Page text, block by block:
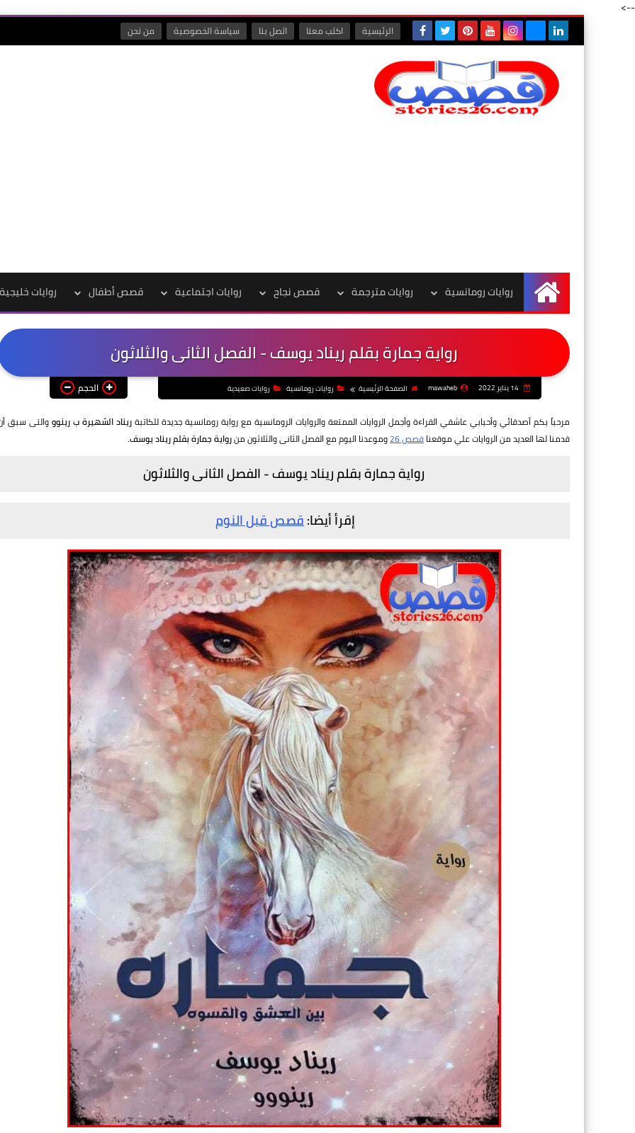
-->
الرئيسية اكتب معنا اتصل بنا سياسة الخصوصية من نحن
الرئيسية
روايات رومانسية روايات مترجمة قصص نجاح روايات اجتماعية قصص أطفال روايات خليجية
رواية جمارة بقلم ريناد يوسف - الفصل الثانى والثلاثون
14 يناير 2022 mawaheb الصفحة الرئيسية روايات رومانسية روايات صعيدية الحجم
مرحباً بكم أصدقائي وأحبابي عاشقي القراءة وأجمل الروايات الممتعة والروايات الرومانسية مع رواية رومانسية جديدة للكاتبةريناد الشهيرة ب رينوووالتى سبق
قدمنا لها العديد من الرواياتعلي موقعناقصص 26 وموعدنا اليوم مع الفصل الثانى والثلاثون منرواية جمارة بقلم ريناد يوسف.
رواية جمارة بقلم ريناد يوسف - الفصل الثانى والثلاثون
إقرأ أيضا:قصص قبل النوم